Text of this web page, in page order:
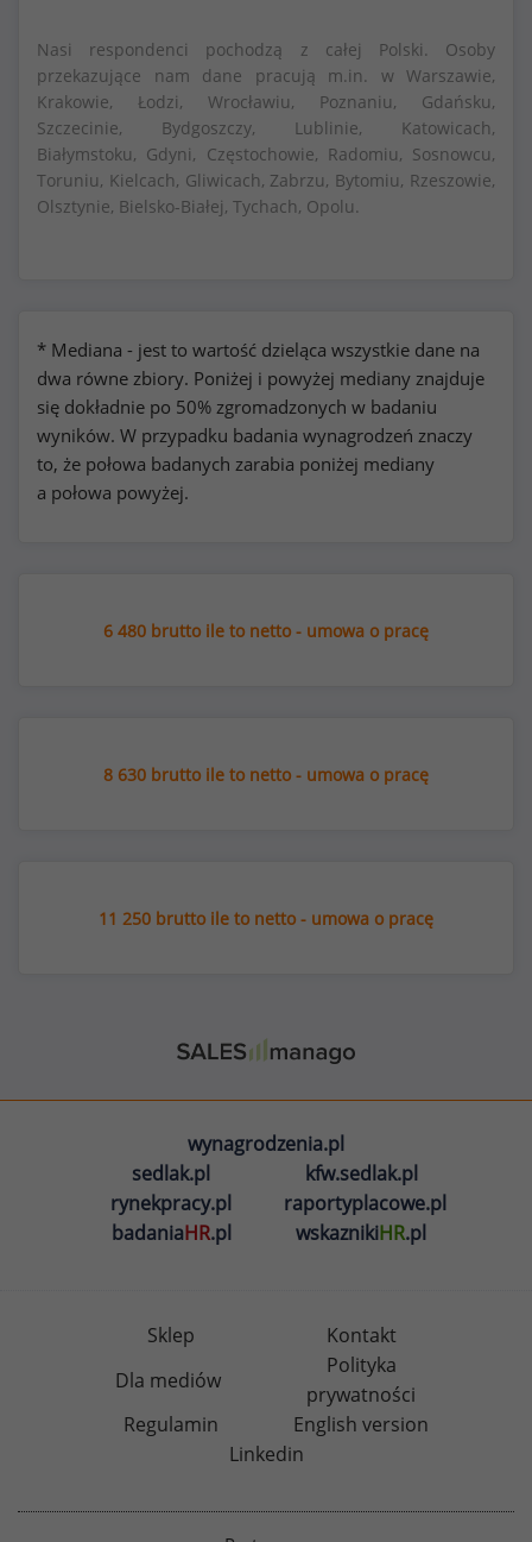
Nasi respondenci pochodzą z całej Polski. Osoby
przekazujące nam dane pracują m.in. w Warszawie,
Krakowie, Łodzi, Wrocławiu, Poznaniu, Gdańsku,
Szczecinie, Bydgoszczy, Lublinie, Katowicach,
Białymstoku, Gdyni, Częstochowie, Radomiu, Sosnowcu,
Toruniu, Kielcach, Gliwicach, Zabrzu, Bytomiu, Rzeszowie,
Olsztynie, Bielsko-Białej, Tychach, Opolu.
* Mediana - jest to wartość dzieląca wszystkie dane na
dwa równe zbiory. Poniżej i powyżej mediany znajduje
się dokładnie po 50% zgromadzonych w badaniu
wyników. W przypadku badania wynagrodzeń znaczy
to, że połowa badanych zarabia poniżej mediany
a połowa powyżej.
6 480 brutto ile to netto - umowa o pracę
8 630 brutto ile to netto - umowa o pracę
11 250 brutto ile to netto - umowa o pracę
wynagrodzenia.pl
sedlak.pl
kfw.sedlak.pl
rynekpracy.pl
raportyplacowe.pl
badaniaHR.pl wskaznikiHR.pl
Sklep
Kontakt
Dla mediów
Polityka
prywatności
Regulamin
English version
Linkedin